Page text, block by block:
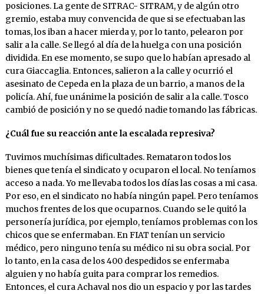
posiciones. La gente de SITRAC- SITRAM, y de algún otro
gremio, estaba muy convencida de que si se efectuaban las
tomas, los iban a hacer mierda y, por lo tanto, pelearon por
salir a la calle. Se llegó al día de la huelga con una posición
dividida. En ese momento, se supo que lo habían apresado al
cura Giaccaglia. Entonces, salieron a la calle y ocurrió el
asesinato de Cepeda en la plaza de un barrio, a manos de la
policía. Ahí, fue unánime la posición de salir a la calle. Tosco
cambió de posición y no se quedó nadie tomando las fábricas.
¿Cuál fue su reacción ante la escalada represiva?
Tuvimos muchísimas dificultades. Remataron todos los
bienes que tenía el sindicato y ocuparon el local. No teníamos
acceso a nada. Yo me llevaba todos los días las cosas a mi casa.
Por eso, en el sindicato no había ningún papel. Pero teníamos
muchos frentes de los que ocuparnos. Cuando se le quitó la
personería jurídica, por ejemplo, teníamos problemas con los
chicos que se enfermaban. En FIAT tenían un servicio
médico, pero ninguno tenía su médico ni su obra social. Por
lo tanto, en la casa de los 400 despedidos se enfermaba
alguien y no había guita para comprar los remedios.
Entonces, el cura Achaval nos dio un espacio y por las tardes